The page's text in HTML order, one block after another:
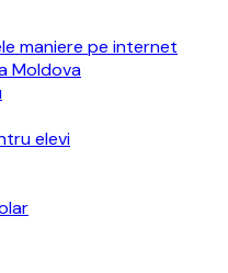
maniere pe internet
Moldova
elevi